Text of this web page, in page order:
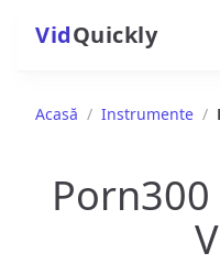
VidQuickly
Acasă / Instrumente /